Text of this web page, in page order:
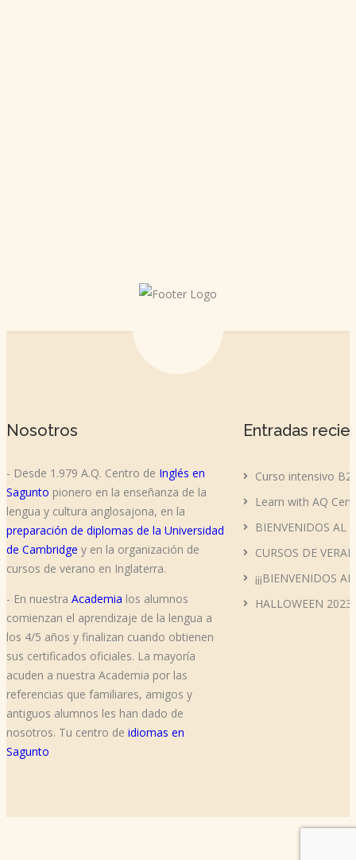
Nosotros
- Desde 1.979 A.Q. Centro de Inglés en
Sagunto pionero en la enseñanza de la
lengua y cultura anglosajona, en la
preparación de diplomas de la Universidad
de Cambridge y en la organización de
cursos de verano en Inglaterra.
- En nuestra Academia los alumnos
comienzan el aprendizaje de la lengua a
los 4/5 años y finalizan cuando obtienen
sus certificados oficiales. La mayoría
acuden a nuestra Academia por las
referencias que familiares, amigos y
antiguos alumnos les han dado de
nosotros. Tu centro de idiomas en
Sagunto
Entradas
Curso intensivo B2
Learn with AQ
BIENVENIDOS AL
CURSOS DE
¡¡¡BIENVENIDOS
HALLOWEEN 2023